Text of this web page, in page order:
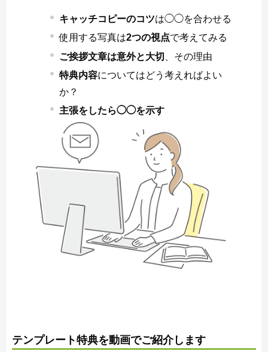
キャッチコピーのコツは◯◯を合わせる
使用する写真は2つの視点で考えてみる
ご挨拶文章は意外と大切
、その理由
特典内容についてはどう考えればよい
か？
主張をしたら◯◯を示す
テンプレート特典を動画でご紹介します